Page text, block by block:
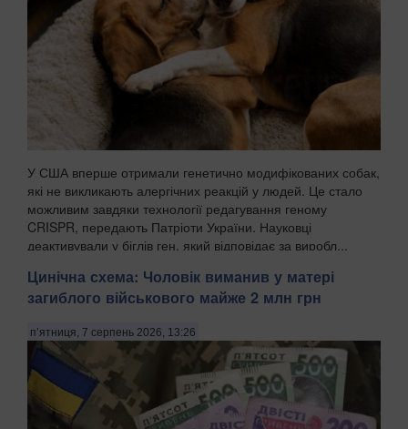
У США вперше отримали генетично модифікованих собак,
які не викликають алергічних реакцій у людей. Це стало
можливим завдяки технології редагування геному
CRISPR, передають Патріоти України. Науковці
деактивували у біглів ген, який відповідає за виробл...
Цинічна схема: Чоловік виманив у матері
загиблого військового майже 2 млн грн
п’ятниця, 7 серпень 2026, 13:26